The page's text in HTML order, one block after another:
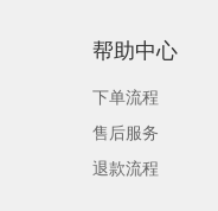
帮助中心
下单流程
售后服务
退款流程